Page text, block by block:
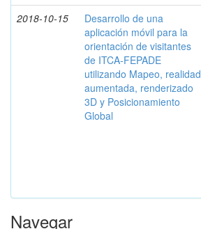
2018-10-15
Desarrollo de una
aplicación móvil para la
orientación de visitantes
de ITCA-FEPADE
utilizando Mapeo, realidad
aumentada, renderizado
3D y Posicionamiento
Global
Navegar